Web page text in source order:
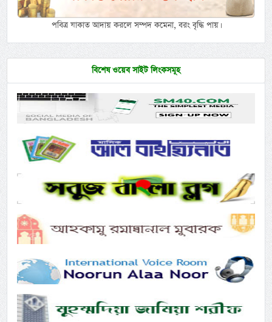
পবিত্র যাকাত আদায় করলে সম্পদ কমেনা, বরং বৃদ্ধি পায়।
বিশেষ ওয়েব সাইট লিংকসমূহ